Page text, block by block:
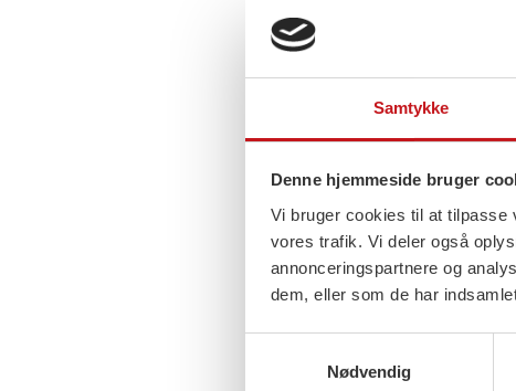
Samtykke
Denne hjemmeside bruger
Vi bruger cookies til at tilpasse
vores trafik. Vi deler også
annonceringspartnere og
dem, eller som de har
Nødvendig